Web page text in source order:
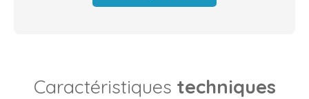
Caractéristiques techniques